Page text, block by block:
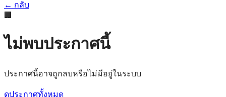
← กลับ
🏢
ไม่พบประกาศนี้
ประกาศนี้อาจถูกลบหรือไม่มีอยู่ในระบบ
ดูประกาศทั้งหมด